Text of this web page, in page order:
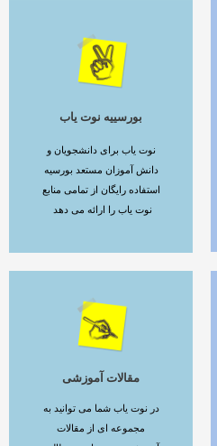
بورسییه نوت یاب
نوت یاب برای دانشجویان و
دانش آموزان مستعد بورسیه
استفاده رایگان از تمامی منابع
نوت یاب را ارائه می دهد
ادامه مطلب
مقالات آموزشی
در نوت یاب شما می توانید به
مجموعه ای از مقالات